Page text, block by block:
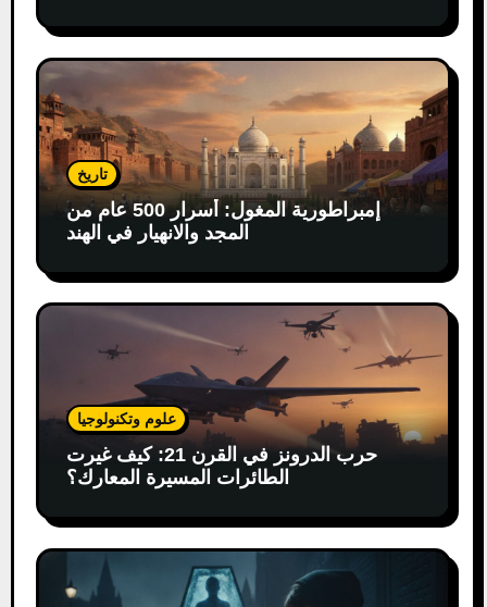
تاريخ
إمبراطورية المغول: أسرار 500 عام من
المجد والانهيار في الهند
علوم وتكنولوجيا
حرب الدرونز في القرن 21: كيف غيرت
الطائرات المسيرة المعارك؟